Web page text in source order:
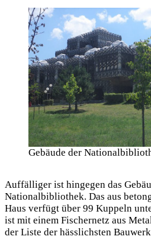
Gebäude der
Auffälliger ist hingegen das
Nationalbibliothek. Das aus
Haus verfügt über 99 Kuppeln
ist mit einem Fischernetz aus
der Liste der hässlichsten